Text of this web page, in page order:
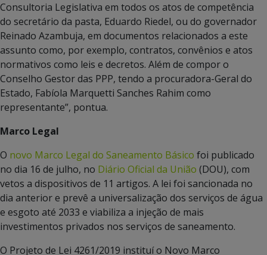
Consultoria Legislativa em todos os atos de competência
do secretário da pasta, Eduardo Riedel, ou do governador
Reinado Azambuja, em documentos relacionados a este
assunto como, por exemplo, contratos, convênios e atos
normativos como leis e decretos. Além de compor o
Conselho Gestor das PPP, tendo a procuradora-Geral do
Estado, Fabíola Marquetti Sanches Rahim como
representante”, pontua.
Marco Legal
O novo Marco Legal do Saneamento Básico foi publicado
no dia 16 de julho, no Diário Oficial da União (DOU), com
vetos a dispositivos de 11 artigos. A lei foi sancionada no
dia anterior e prevê a universalização dos serviços de água
e esgoto até 2033 e viabiliza a injeção de mais
investimentos privados nos serviços de saneamento.
O Projeto de Lei 4261/2019 instituí o Novo Marco